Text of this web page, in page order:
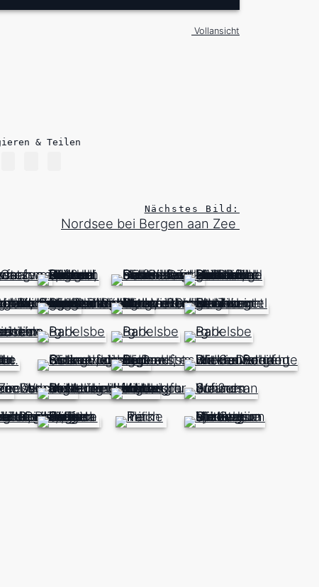
Vollansicht
& Teilen
Nächstes Bild:
Nordsee bei Bergen aan Zee